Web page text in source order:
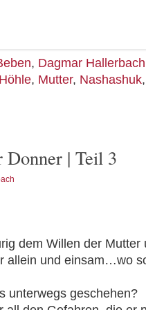
, Dagmar Hallerbach
Höhle, Mutter, Nashashuk
Donner | Teil 3
dem Willen der Mutter
allein und einsam…wo
unterwegs geschehen?